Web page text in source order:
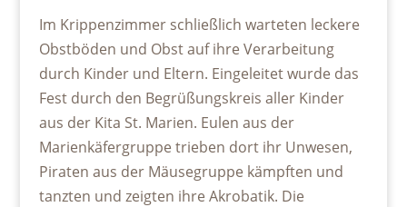
Im Krippenzimmer schließlich warteten leckere
Obstböden und Obst auf ihre Verarbeitung
durch Kinder und Eltern. Eingeleitet wurde das
Fest durch den Begrüßungskreis aller Kinder
aus der Kita St. Marien. Eulen aus der
Marienkäfergruppe trieben dort ihr Unwesen,
Piraten aus der Mäusegruppe kämpften und
tanzten und zeigten ihre Akrobatik. Die